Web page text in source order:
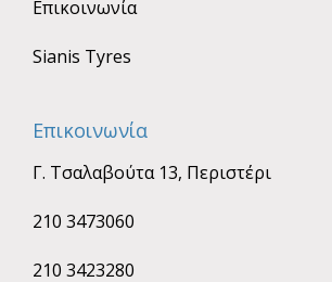
Επικοινωνία
Sianis Tyres
Επικοινωνία
Γ. Τσαλαβούτα 13, Περιστέρι
210 3473060
210 3423280